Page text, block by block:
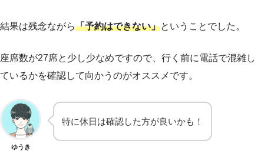
結果は残念ながら「予約はできない」ということでした。
座席数が27席と少し少なめですので、行く前に電話で混雑し
ているかを確認して向かうのがオススメです。
ゆうき
特に休日は確認した方が良いかも！